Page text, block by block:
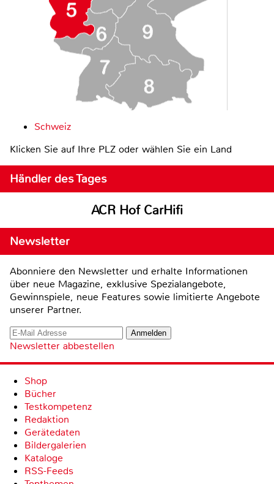
Schweiz
Klicken Sie auf Ihre PLZ oder wählen Sie ein Land
Händler des Tages
ACR Hof CarHifi
Newsletter
Abonniere den Newsletter und erhalte Informationen
über neue Magazine, exklusive Spezialangebote,
Gewinnspiele, neue Features sowie limitierte Angebote
unserer Partner.
Newsletter abbestellen
Shop
Bücher
Testkompetenz
Redaktion
Gerätedaten
Bildergalerien
Kataloge
RSS-Feeds